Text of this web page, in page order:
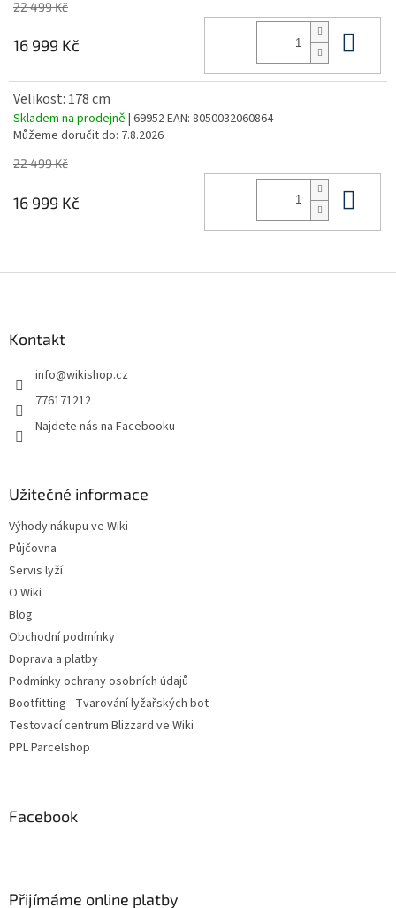
22 499 Kč
16 999 Kč
Velikost: 178 cm
Skladem na prodejně | 69952EAN: 8050032060864
Můžeme doručit do: 7.8.2026
22 499 Kč
16 999 Kč
Kontakt
info@wikishop.cz
776171212
Najdete nás na Facebooku
Užitečné informace
Výhody nákupu ve Wiki
Půjčovna
Servis lyží
O Wiki
Blog
Obchodní podmínky
Doprava a platby
Podmínky ochrany osobních údajů
Bootfitting - Tvarování lyžařských bot
Testovací centrum Blizzard ve Wiki
PPL Parcelshop
Facebook
Přijímáme online platby